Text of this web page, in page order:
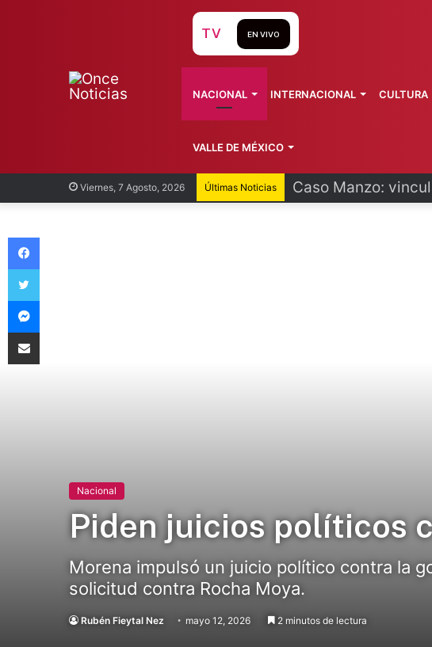
Viernes, 7 Agosto, 2026 Últimas Noticias Egresan primeros
TV EN VIVO
NACIONAL INTERNACIONAL CULTURA
VALLE DE MÉXICO
Nacional
Piden juicios políticos
Morena impulsó un juicio político contra la
solicitud contra Rocha Moya.
Rubén Fieytal Nez mayo 12, 2026 2 minutos de lectura
Facebook
Twitter
Messenger
Compartir vía Email